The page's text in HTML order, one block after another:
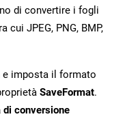
di convertire i fogli
cui JPEG, PNG, BMP,
e imposta il formato
SaveFormat.
di conversione